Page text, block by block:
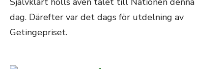
dag. Därefter var det dags för utdelning av
Getingepriset.